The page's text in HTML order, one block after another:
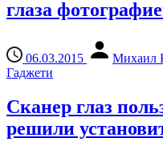
глаза
06.03.2015
Михаил
Гаджети
Сканер глаз
решили